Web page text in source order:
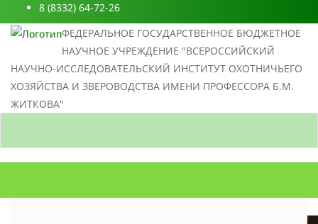
8 (8332) 64-72-26
ФЕДЕРАЛЬНОЕ ГОСУДАРСТВЕННОЕ БЮДЖЕТНОЕ
НАУЧНОЕ УЧРЕЖДЕНИЕ "ВСЕРОССИЙСКИЙ
НАУЧНО-ИССЛЕДОВАТЕЛЬСКИЙ ИНСТИТУТ ОХОТНИЧЬЕГО
ХОЗЯЙСТВА И ЗВЕРОВОДСТВА ИМЕНИ ПРОФЕССОРА Б.М.
ЖИТКОВА"